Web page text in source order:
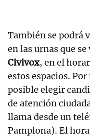
También se podrá
en las urnas que
Civivox, en el
estos espacios.
posible elegir
de atención
llama desde un
Pamplona). El